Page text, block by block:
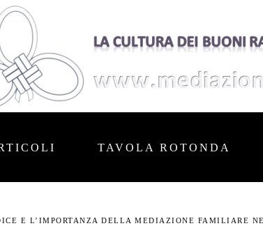
TAVOLA ROTONDA
E L’IMPORTANZA DELLA MEDIAZIONE FAMILIARE